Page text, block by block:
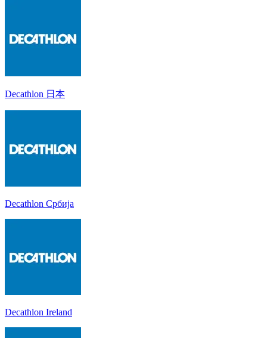
Decathlon 日本
Decathlon Србија
Decathlon Ireland